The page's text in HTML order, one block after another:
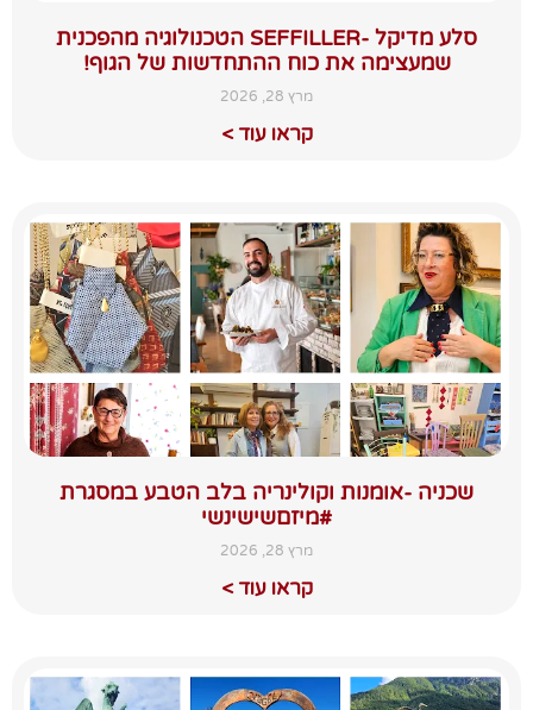
סלע מדיקל -SEFFILLER הטכנולוגיה מהפכנית
שמעצימה את כוח ההתחדשות של הגוף!
מרץ 28, 2026
קראו עוד >
שכניה -אומנות וקולינריה בלב הטבע במסגרת
#מיזםשישינשי
מרץ 28, 2026
קראו עוד >